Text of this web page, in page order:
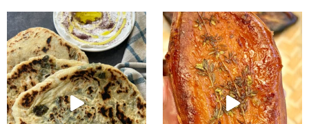
בפיתות היסטריות